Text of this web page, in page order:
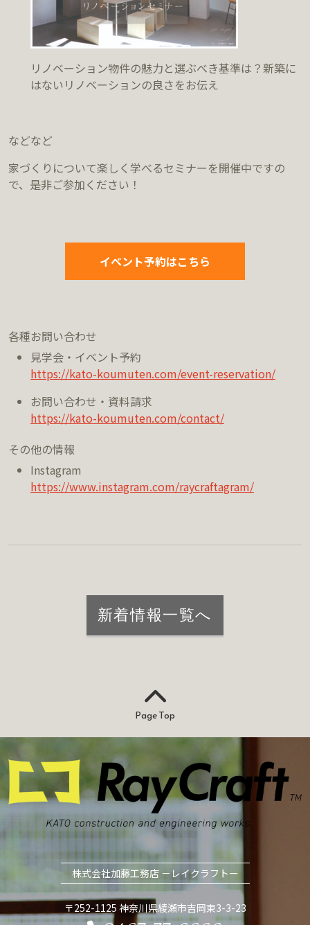
リノベーション物件の魅力と選ぶべき基準は？新築に
はないリノベーションの良さをお伝え
などなど
家づくりについて楽しく学べるセミナーを開催中ですの
で、是非ご参加ください！
イベント予約はこちら
各種お問い合わせ
見学会・イベント予約
https://kato-koumuten.com/event-reservation/
お問い合わせ・資料請求
https://kato-koumuten.com/contact/
その他の情報
Instagram
https://www.instagram.com/raycraftagram/
新着情報一覧へ
Page Top
株式会社加藤工務店 －レイクラフトー
〒252-1125 神奈川県綾瀬市吉岡東3-3-23